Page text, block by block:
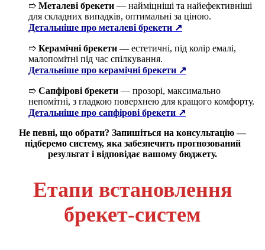
➱ Металеві брекети — найміцніші та найефективніші
для складних випадків, оптимальні за ціною.
Детальніше про металеві брекети ↗
➱ Керамічні брекети — естетичні, під колір емалі,
малопомітні під час спілкування.
Детальніше про керамічні брекети ↗
➱ Сапфірові брекети — прозорі, максимально
непомітні, з гладкою поверхнею для кращого комфорту.
Детальніше про сапфірові брекети ↗
Не певні, що обрати? Запишіться на консультацію —
підберемо систему, яка забезпечить прогнозований
результат і відповідає вашому бюджету.
Етапи встановлення
брекет-систем